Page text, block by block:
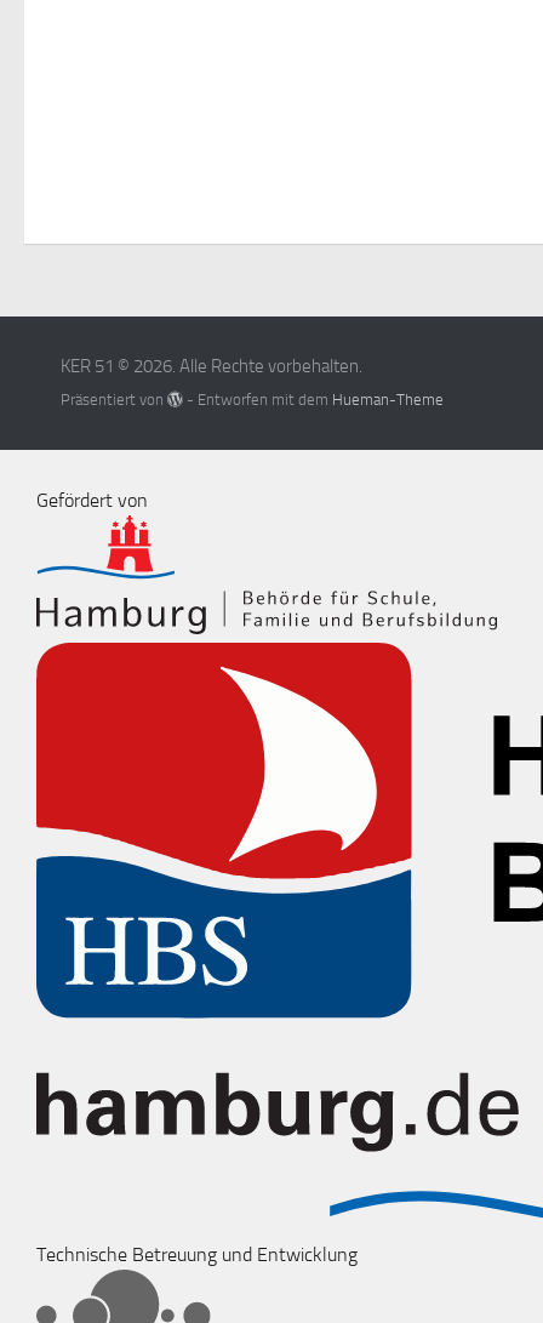
KER 51 © 2026. Alle Rechte vorbehalten.
Präsentiert von - Entworfen mit dem Hueman-Theme
Gefördert von
Technische Betreuung und Entwicklung